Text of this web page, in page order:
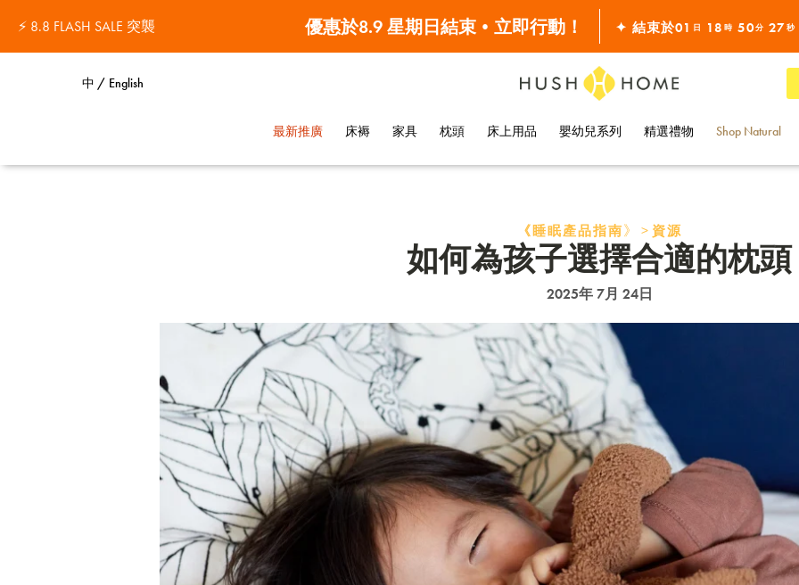
⚡ 8.8 FLASH SALE 突襲
優惠於8.9 星期日結束•立即行動！
全線7折!
✦ 結束於01 日 18 時 50分 26秒
中 / English
最新推廣 床褥 家具 枕頭 床上用品 嬰幼兒系列 精選禮物 Shop Natural
《睡眠產品指南》> 資源
如何為孩子選擇合適的枕頭
2025年 7月 24日